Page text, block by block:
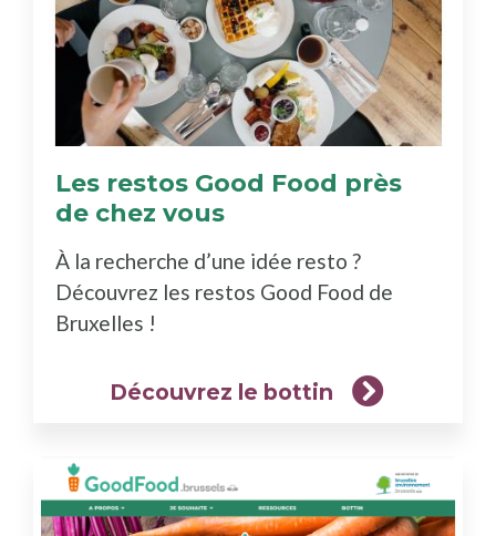
Les restos Good Food près
de chez vous
bottin)
À la recherche d’une idée resto ?
Découvrez les restos Good Food de
Bruxelles !
Découvrez le bottin